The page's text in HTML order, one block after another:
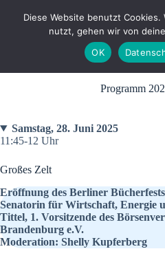
Programm
Samstag, 28. Juni 2025
11:45-12 Uhr
Großes Zelt
Eröffnung des Berliner
Senatorin für Wirtschaft, Energie
Tittel, 1. Vorsitzende des
Brandenburg e.V.
Moderation: Shelly Kupferberg
Diese Website benutzt
nutzt, gehen wir von
OK